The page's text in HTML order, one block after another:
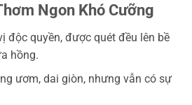
Ngon Khó Cưỡng
độc quyền, được quét đều lên bề
hồng.
ươm, dai giòn, nhưng vẫn có sự